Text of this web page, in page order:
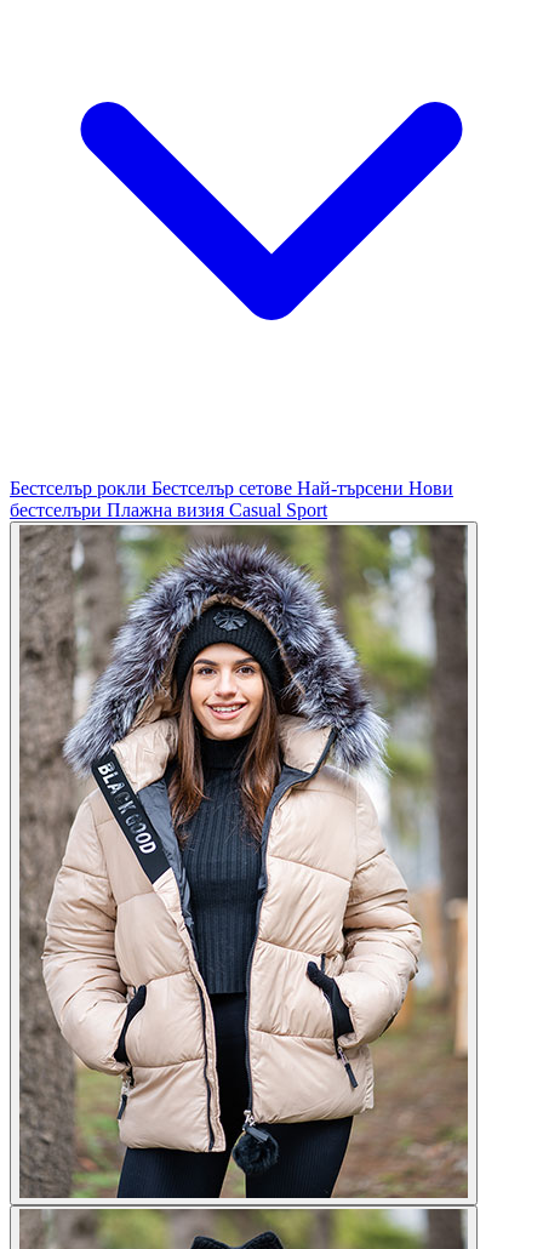
Бестселър рокли Бестселър сетове Най-търсени Нови
бестселъри Плажна визия Casual Sport